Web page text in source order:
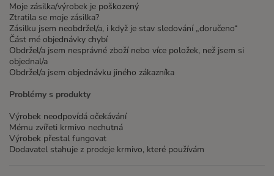
Moje zásilka/výrobek je poškozený
Ztratila se moje zásilka?
Zásilku jsem neobdržel/a, i když je stav sledování „doručeno“
Část mé objednávky chybí
Obdržel/a jsem nesprávné zboží nebo více položek, než jsem si
objednal/a
Obdržel/a jsem objednávku jiného zákazníka
Problémy s produkty
Výrobek neodpovídá očekávání
Mému zvířeti krmivo nechutná
Výrobek přestal fungovat
Dodavatel stahuje z prodeje krmivo, které používám